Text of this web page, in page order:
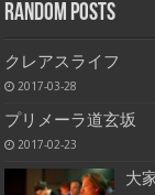
Random Posts
クレアスライフ
2017-03-28
プリメーラ道玄坂
2017-02-23
大